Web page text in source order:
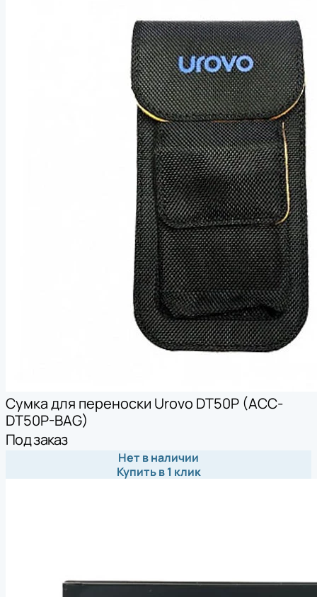
Сумка для переноски Urovo DT50P (ACC-
DT50P-BAG)
Под заказ
Нет в наличии
Купить в 1 клик